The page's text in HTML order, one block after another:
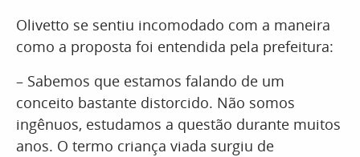
Olivetto se sentiu incomodado com a maneira
como a proposta foi entendida pela prefeitura:
– Sabemos que estamos falando de um
conceito bastante distorcido. Não somos
ingênuos, estudamos a questão durante muitos
anos. O termo criança viada surgiu de